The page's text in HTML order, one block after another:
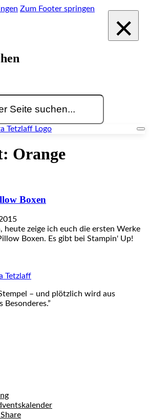
Zum Footer springen
×
Orange
Boxen
heute zeige ich euch die ersten Werke
Boxen. Es gibt bei Stampin' Up!
– und plötzlich wird aus
Besonderes.”